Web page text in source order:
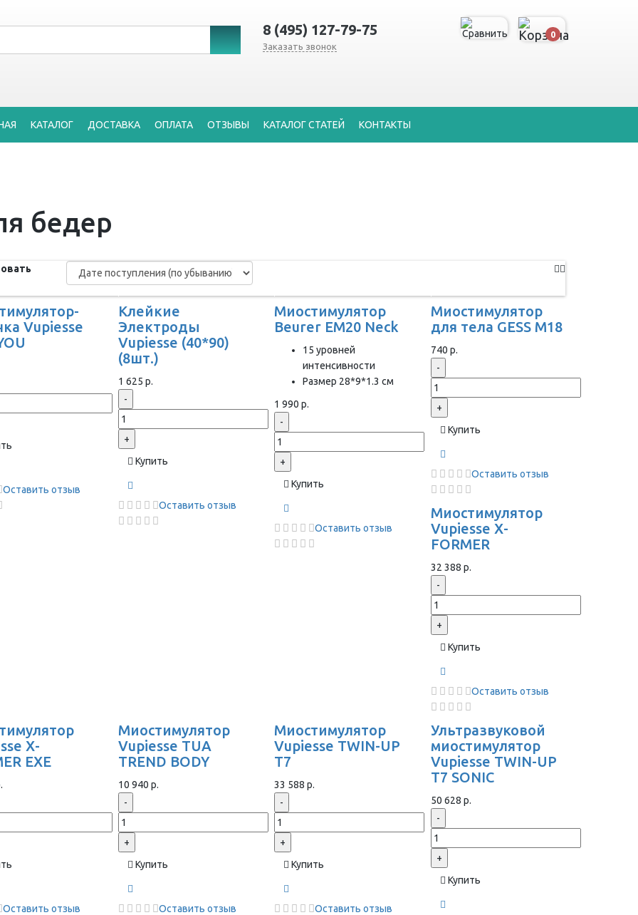
8 (495) 127-79-75
Заказать звонок
0
КАТАЛОГ ДОСТАВКА ОПЛАТА ОТЗЫВЫ КАТАЛОГ СТАТЕЙ КОНТАКТЫ
бедер
Vupiesse
Оставить отзыв
Клейкие
Электроды
Vupiesse (40*90)
(8шт.)
1 625 р.
-
+
Купить
Оставить отзыв
Миостимулятор
Beurer EM20 Neck
15 уровней
интенсивности
Размер 28*9*1.3 cм
1 990 р.
-
+
Купить
Оставить отзыв
Миостимулятор
для тела GESS M18
740 р.
-
+
Купить
Оставить отзыв
Миостимулятор
Vupiesse X-
FORMER
32 388 р.
-
+
Купить
Оставить отзыв
X-
EXE
Оставить отзыв
Миостимулятор
Vupiesse TUA
TREND BODY
10 940 р.
-
+
Купить
Оставить отзыв
Миостимулятор
Vupiesse TWIN-UP
T7
33 588 р.
-
+
Купить
Оставить отзыв
Ультразвуковой
миостимулятор
Vupiesse TWIN-UP
T7 SONIC
50 628 р.
-
+
Купить